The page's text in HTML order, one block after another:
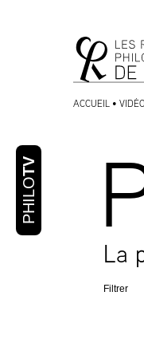
contenu
ACCUEIL •
La
Filtrer
PHILO
TV